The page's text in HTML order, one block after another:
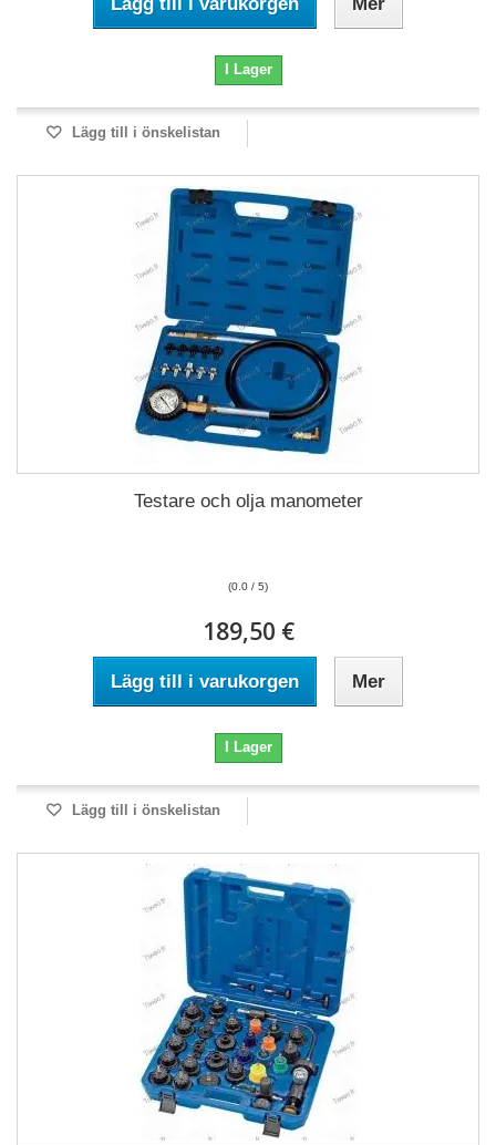
I Lager
Lägg till i önskelistan
Testare och olja manometer
(0.0 / 5)
189,50 €
Lägg till i varukorgen Mer
I Lager
Lägg till i önskelistan